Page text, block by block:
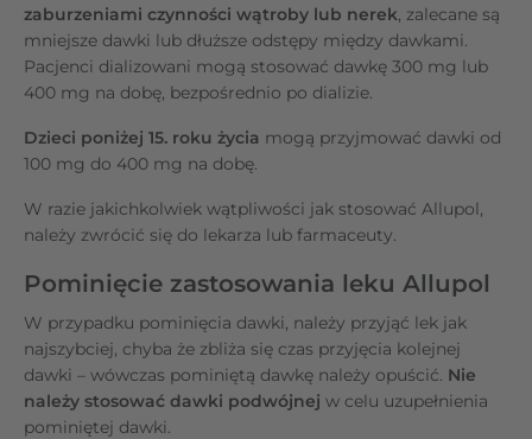
zaburzeniami czynności wątroby lub nerek, zalecane są
mniejsze dawki lub dłuższe odstępy między dawkami.
Pacjenci dializowani mogą stosować dawkę 300 mg lub
400 mg na dobę, bezpośrednio po dializie.
Dzieci poniżej 15. roku życia mogą przyjmować dawki od
100 mg do 400 mg na dobę.
W razie jakichkolwiek wątpliwości jak stosować Allupol,
należy zwrócić się do lekarza lub farmaceuty.
Pominięcie zastosowania leku Allupol
W przypadku pominięcia dawki, należy przyjąć lek jak
najszybciej, chyba że zbliża się czas przyjęcia kolejnej
dawki – wówczas pominiętą dawkę należy opuścić. Nie
należy stosować dawki podwójnej w celu uzupełnienia
pominiętej dawki.